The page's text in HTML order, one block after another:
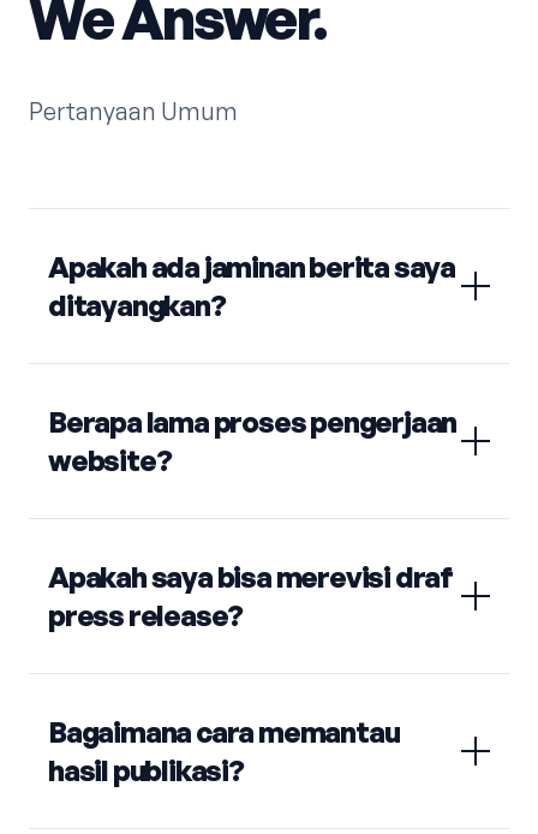
We Answer.
Pertanyaan Umum
Apakah ada jaminan berita saya
ditayangkan?
Berapa lama proses pengerjaan
website?
Apakah saya bisa merevisi draf
press release?
Bagaimana cara memantau
hasil publikasi?